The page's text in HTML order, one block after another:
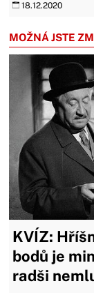
18.12.2020
MOŽNÁ JSTE
KVÍZ:
bodů je
radši